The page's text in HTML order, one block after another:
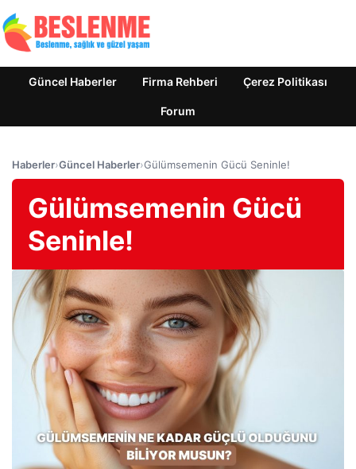
Güncel Haberler Firma Rehberi Çerez Politikası
Forum
Haberler›Güncel Haberler›Gülümsemenin Gücü Seninle!
Gülümsemenin Gücü
Seninle!